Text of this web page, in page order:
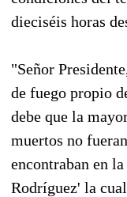
dieciséis horas
"Señor
de fuego propio
debe que la
muertos no
encontraban en
Rodríguez' la